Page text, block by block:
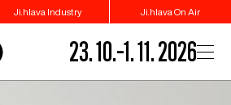
Ji.hlava Industry Ji.hlava On Air
23. 10.–1. 11. 2026